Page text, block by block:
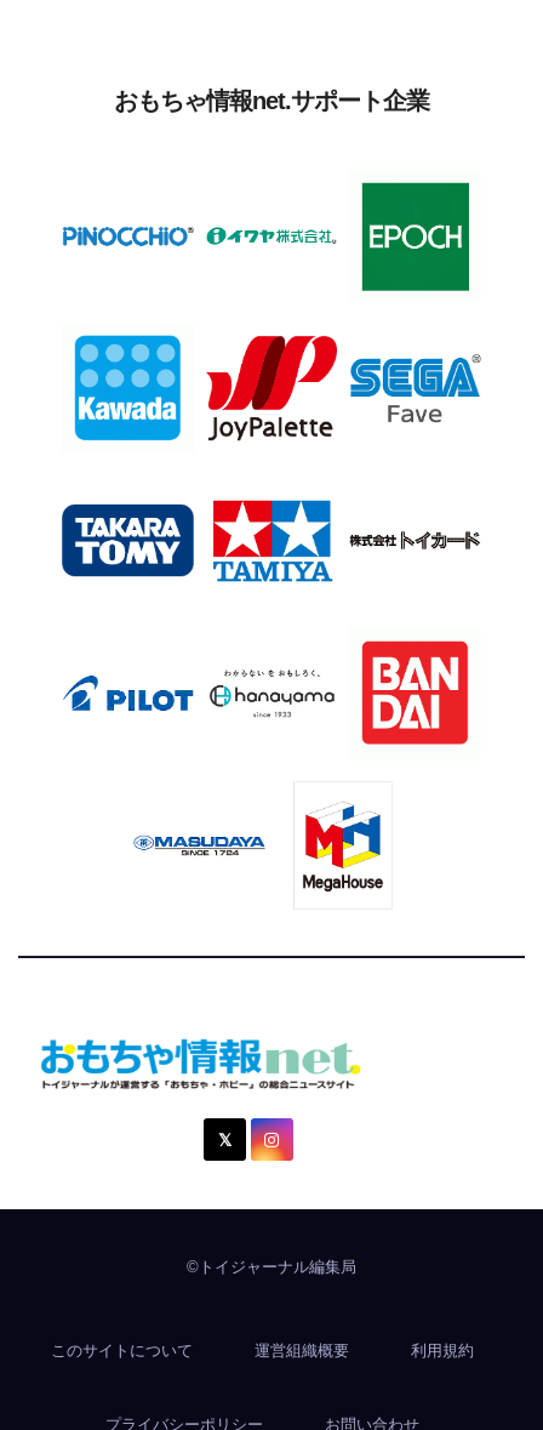
おもちゃ情報net.サポート企業
おもちゃ情報net.
トイジャーナルが運営する「おもちゃ・ホビー」の総合ニュ
©トイジャーナル編集局
このサイトについて 運営組織概要 利用規約
プライバシーポリシー お問い合わせ